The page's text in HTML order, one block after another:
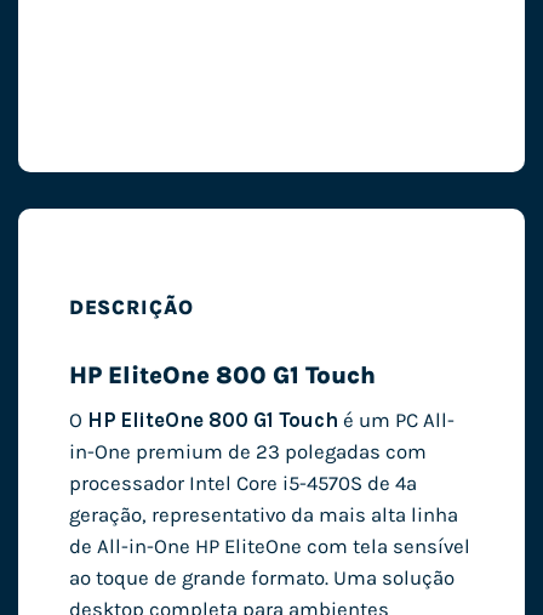
DESCRIÇÃO
HP EliteOne 800 G1 Touch
O HP EliteOne 800 G1 Touch é um PC All-
in-One premium de 23 polegadas com
processador Intel Core i5-4570S de 4ª
geração, representativo da mais alta linha
de All-in-One HP EliteOne com tela sensível
ao toque de grande formato. Uma solução
desktop completa para ambientes